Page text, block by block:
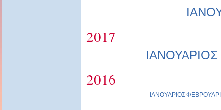
2017
ΙΑΝΟΥΑΡΙΟΣ
2016
ΙΑΝΟΥΑΡΙΟΣ